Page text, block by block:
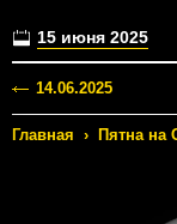
15 июня 2025
14.06.2025
Главная › Пятна на